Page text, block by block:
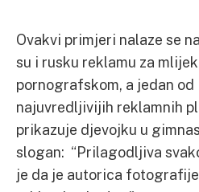
Ovakvi primjeri nalaze se
su i rusku reklamu za
pornografskom, a jedan od
najuvredljivijih reklamnih
prikazuje djevojku u
slogan: “Prilagodljiva
je da je autorica